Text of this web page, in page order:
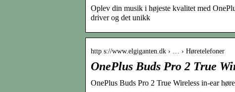
Oplev din musik i højeste kvalitet med
driver og det unikk
http s://www.elgiganten.dk › … › Høretelefoner
OnePlus Buds Pro 2 True
OnePlus Buds Pro 2 True Wireless in-ear